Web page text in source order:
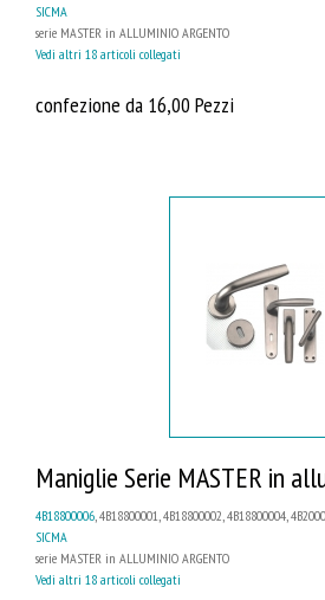
SICMA
serie MASTER in ALLUMINIO ARGENTO
Vedi altri 18 articoli collegati
confezione da 16,00 Pezzi
Maniglie Serie MASTER in
4B18800006, 4B18800001, 4B18800002, 4B18800004,
SICMA
serie MASTER in ALLUMINIO ARGENTO
Vedi altri 18 articoli collegati